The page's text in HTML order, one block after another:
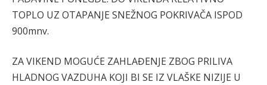
TOPLO UZ OTAPANJE SNEŽNOG POKRIVAČA ISPOD
900mnv.
ZA VIKEND MOGUĆE ZAHLAĐENJE ZBOG PRILIVA
HLADNOG VAZDUHA KOJI BI SE IZ VLAŠKE NIZIJE U